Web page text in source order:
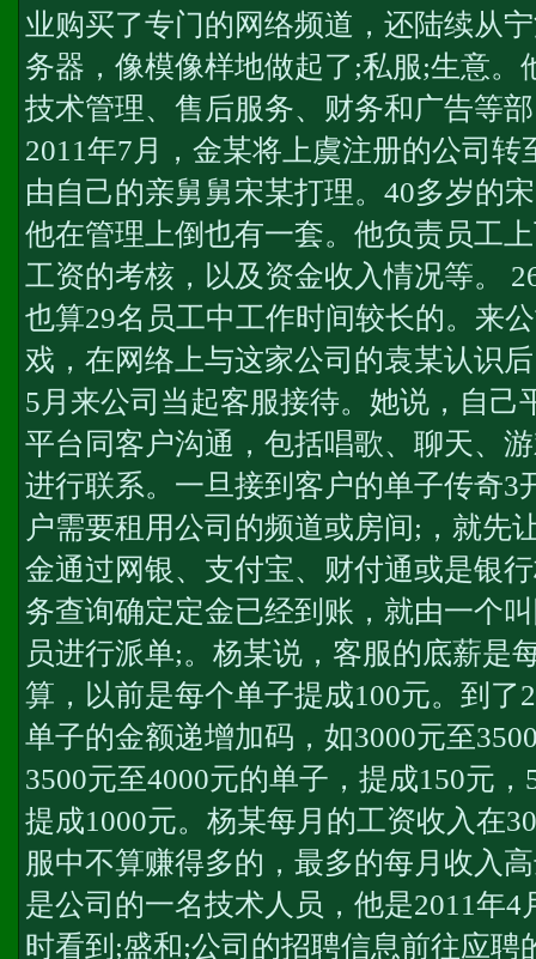
业购买了专门的网络频道，还陆续从
务器，像模像样地做起了;私服;生意。
技术管理、售后服务、财务和广告等
2011年7月，金某将上虞注册的公司
由自己的亲舅舅宋某打理。40多岁的
他在管理上倒也有一套。他负责员工
工资的考核，以及资金收入情况等。
也算29名员工中工作时间较长的。来
戏，在网络上与这家公司的袁某认识
5月来公司当起客服接待。她说，自己
平台同客户沟通，包括唱歌、聊天、
进行联系。一旦接到客户的单子传奇3
户需要租用公司的频道或房间;，就先
金通过网银、支付宝、财付通或是银
务查询确定定金已经到账，就由一个
员进行派单;。杨某说，客服的底薪是
算，以前是每个单子提成100元。到了
单子的金额递增加码，如3000元至
3500元至4000元的单子，提成150元
提成1000元。杨某每月的工资收入在
服中不算赚得多的，最多的每月收入
是公司的一名技术人员，他是2011年
时看到;盛和;公司的招聘信息前往应聘